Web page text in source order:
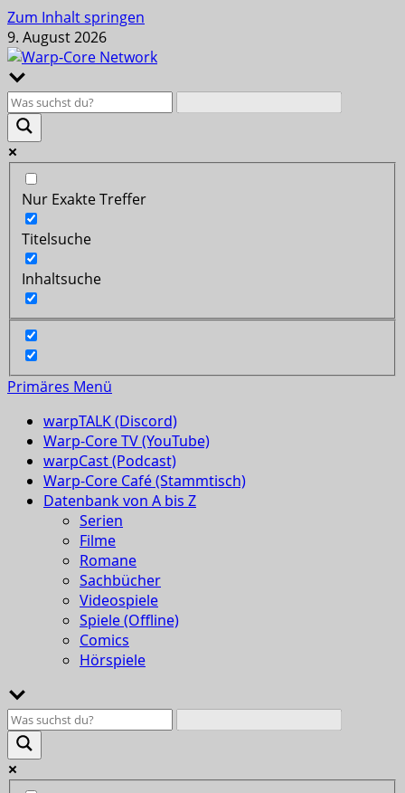
Zum Inhalt springen
9. August 2026
Nur Exakte Treffer
Titelsuche
Inhaltsuche
Primäres Menü
warpTALK (Discord)
Warp-Core TV (YouTube)
warpCast (Podcast)
Warp-Core Café (Stammtisch)
Datenbank von A bis Z
Serien
Filme
Romane
Sachbücher
Videospiele
Spiele (Offline)
Comics
Hörspiele